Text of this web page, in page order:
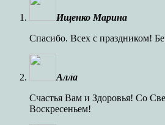
Ищенко Марина
Спасибо. Всех с праздником!
Алла
Счастья Вам и Здоровья! Со
Воскресеньем!